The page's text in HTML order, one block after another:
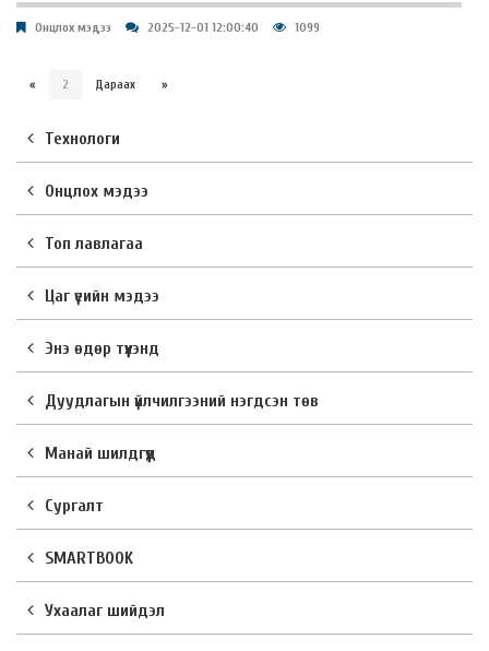
Онцлох мэдээ 2025-12-01 12:00:40 1099
« 2 Дараах »
Технологи
Онцлох мэдээ
Топ лавлагаа
Цаг үеийн мэдээ
Энэ өдөр түүхэнд
Дуудлагын үйлчилгээний нэгдсэн төв
Манай шилдгүүд
Сургалт
SMARTBOOK
Ухаалаг шийдэл